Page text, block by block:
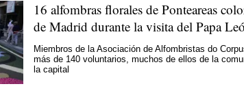
16 alfombras florales de Ponteareas
de Madrid durante la visita del Papa
Miembros de la Asociación de Alfombristas do
más de 140 voluntarios, muchos de ellos de la
la capital